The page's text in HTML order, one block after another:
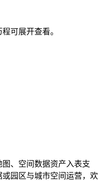
可展开查看。
、空间数据资产入表支
园区与城市空间运营，欢